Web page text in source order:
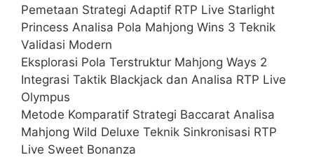
Pemetaan Strategi Adaptif RTP Live Starlight
Princess Analisa Pola Mahjong Wins 3 Teknik
Validasi Modern
Eksplorasi Pola Terstruktur Mahjong Ways 2
Integrasi Taktik Blackjack dan Analisa RTP Live
Olympus
Metode Komparatif Strategi Baccarat Analisa
Mahjong Wild Deluxe Teknik Sinkronisasi RTP
Live Sweet Bonanza